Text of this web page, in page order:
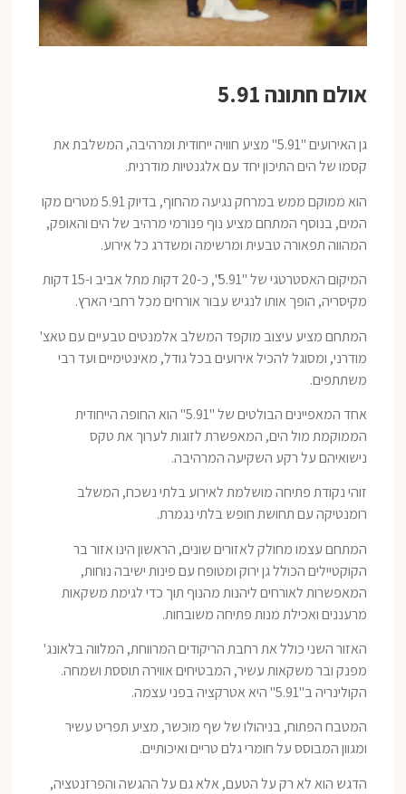
אולם חתונה 5.91
גן האירועים "5.91" מציע חוויה ייחודית ומרהיבה, המשלבת את
קסמו של הים התיכון יחד עם אלגנטיות מודרנית.
הוא ממוקם ממש במרחק נגיעה מהחוף, בדיוק 5.91 מטרים מקו
המים, בנוסף המתחם מציע נוף פנורמי מרהיב של הים והאופק,
המהווה תפאורה טבעית ומרשימה ומשדרג כל אירוע.
המיקום האסטרטגי של "5.91", כ-20 דקות מתל אביב ו-15 דקות
מקיסריה, הופך אותו לנגיש עבור אורחים מכל רחבי הארץ.
המתחם מציע עיצוב מוקפד המשלב אלמנטים טבעיים עם טאצ'
מודרני, ומסוגל להכיל אירועים בכל גודל, מאינטימיים ועד רבי
משתתפים.
אחד המאפיינים הבולטים של "5.91" הוא החופה הייחודית
הממוקמת מול הים, המאפשרת לזוגות לערוך את טקס
נישואיהם על רקע השקיעה המרהיבה.
זוהי נקודת פתיחה מושלמת לאירוע בלתי נשכח, המשלב
רומנטיקה עם תחושת חופש בלתי נגמרת.
המתחם עצמו מחולק לאזורים שונים, הראשון הינו אזור בר
הקוקטיילים הכולל גן ירוק ומטופח עם פינות ישיבה נוחות,
המאפשרות לאורחים ליהנות מהנוף תוך כדי לגימת משקאות
מרעננים ואכילת מנות פתיחה משובחות.
האזור השני כולל את רחבת הריקודים המרווחת, המלווה בלאונג'
מפנק ובר משקאות עשיר, המבטיחים אווירה תוססת ושמחה.
הקולינריה ב"5.91" היא אטרקציה בפני עצמה.
המטבח הפתוח, בניהולו של שף מוכשר, מציע תפריט עשיר
ומגוון המבוסס על חומרי גלם טריים ואיכותיים.
הדגש הוא לא רק על הטעם, אלא גם על ההגשה והפרזנטציה,